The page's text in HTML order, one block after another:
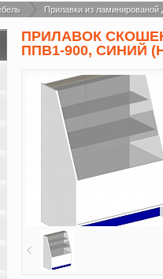
Прилавки из
ПРИЛАВОК
ППВ1-900, СИНИЙ